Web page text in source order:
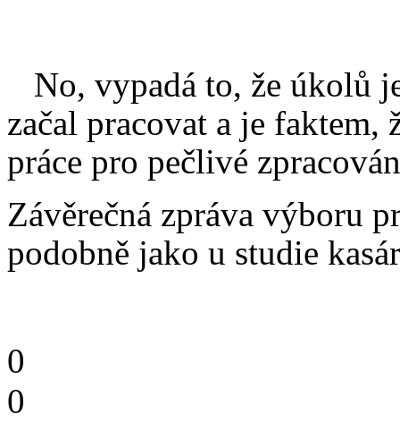
No, vypadá to, že úkolů
začal pracovat a je faktem,
práce pro pečlivé
Závěrečná zpráva výboru
podobně jako u studie
0
0